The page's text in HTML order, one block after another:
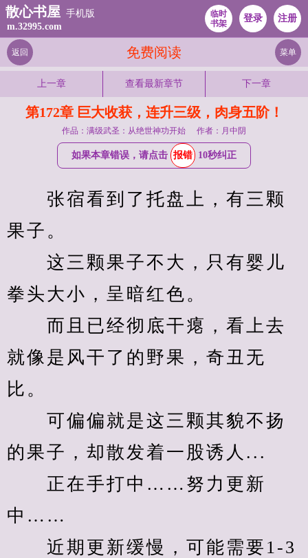
散心书屋 手机版
m.32995.com
临时
书架
登录 注册
免费阅读
返回 菜单
上一章 查看最新章节 下一章
第172章 巨大收获，连升三级，肉身五阶！
作品：满级武圣：从绝世神功开始 作者：月中阴
如果本章错误，请点击 报错 10秒纠正
张宿看到了托盘上，有三颗
果子。
这三颗果子不大，只有婴儿
拳头大小，呈暗红色。
而且已经彻底干瘪，看上去
就像是风干了的野果，奇丑无
比。
可偏偏就是这三颗其貌不扬
的果子，却散发着一股诱人...
正在手打中……努力更新
中……
近期更新缓慢，可能需要1-3